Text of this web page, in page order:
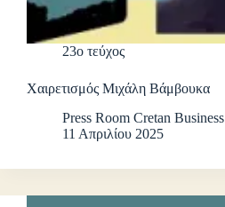
23ο τεύχος
Χαιρετισμός Μιχάλη Βάμβουκα
Press Room Cretan Business
11 Απριλίου 2025